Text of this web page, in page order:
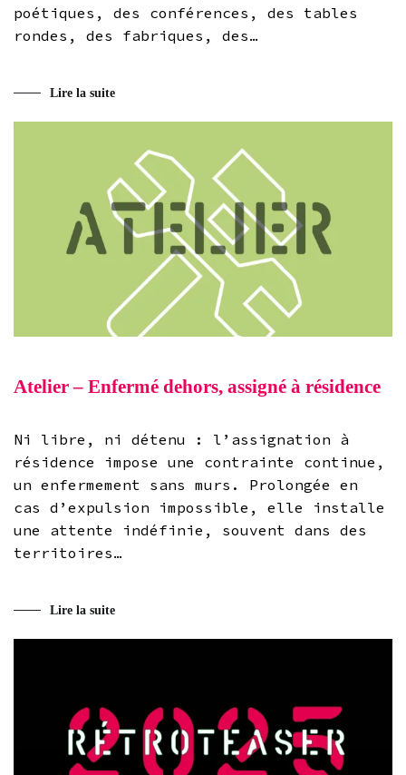
poétiques, des conférences, des tables
rondes, des fabriques, des…
Lire la suite
Atelier – Enfermé dehors, assigné à résidence
Ni libre, ni détenu : l’assignation à
résidence impose une contrainte continue,
un enfermement sans murs. Prolongée en
cas d’expulsion impossible, elle installe
une attente indéfinie, souvent dans des
territoires…
Lire la suite